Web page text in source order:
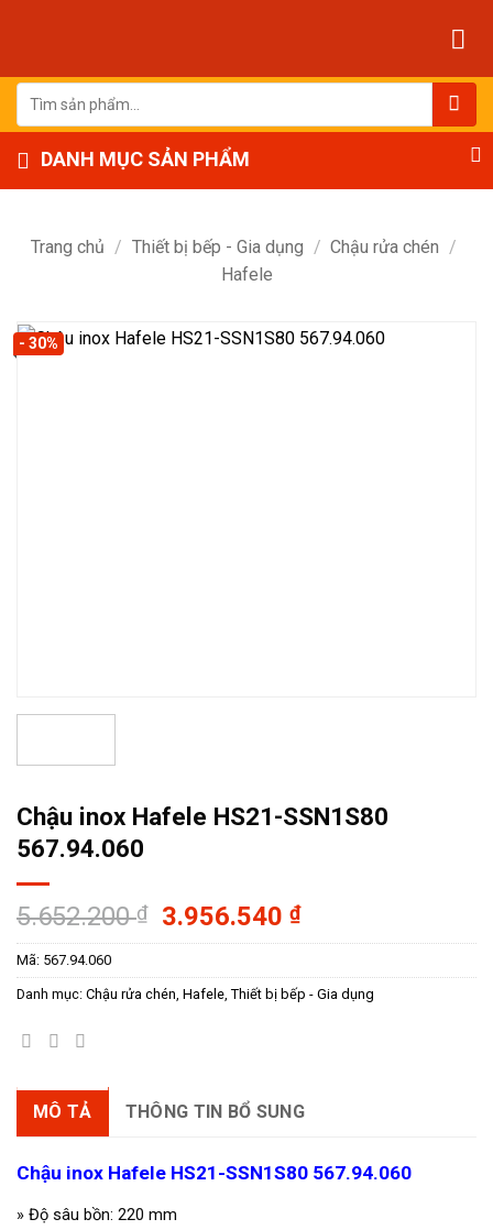
dung
Tìm
kiếm:
DANH MỤC SẢN PHẨM
Trang chủ / Thiết bị bếp - Gia dụng / Chậu rửa chén /
Hafele
- 30%
Chậu inox Hafele HS21-SSN1S80
567.94.060
5.652.200₫
Giá
gốc
5.652.200 ₫.
3.956.540₫Giá
hiện
là:
Mã: 567.94.060
Danh mục: Chậu rửa chén, Hafele, Thiết bị bếp - Gia dụng
MÔ TẢ THÔNG TIN BỔ SUNG
Chậu inox Hafele HS21-SSN1S80 567.94.060
» Độ sâu bồn: 220 mm